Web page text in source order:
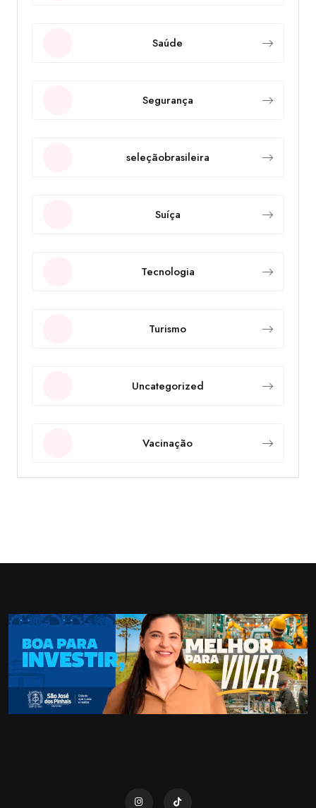
Saúde
Segurança
seleçãobrasileira
Suíça
Tecnologia
Turismo
Uncategorized
Vacinação